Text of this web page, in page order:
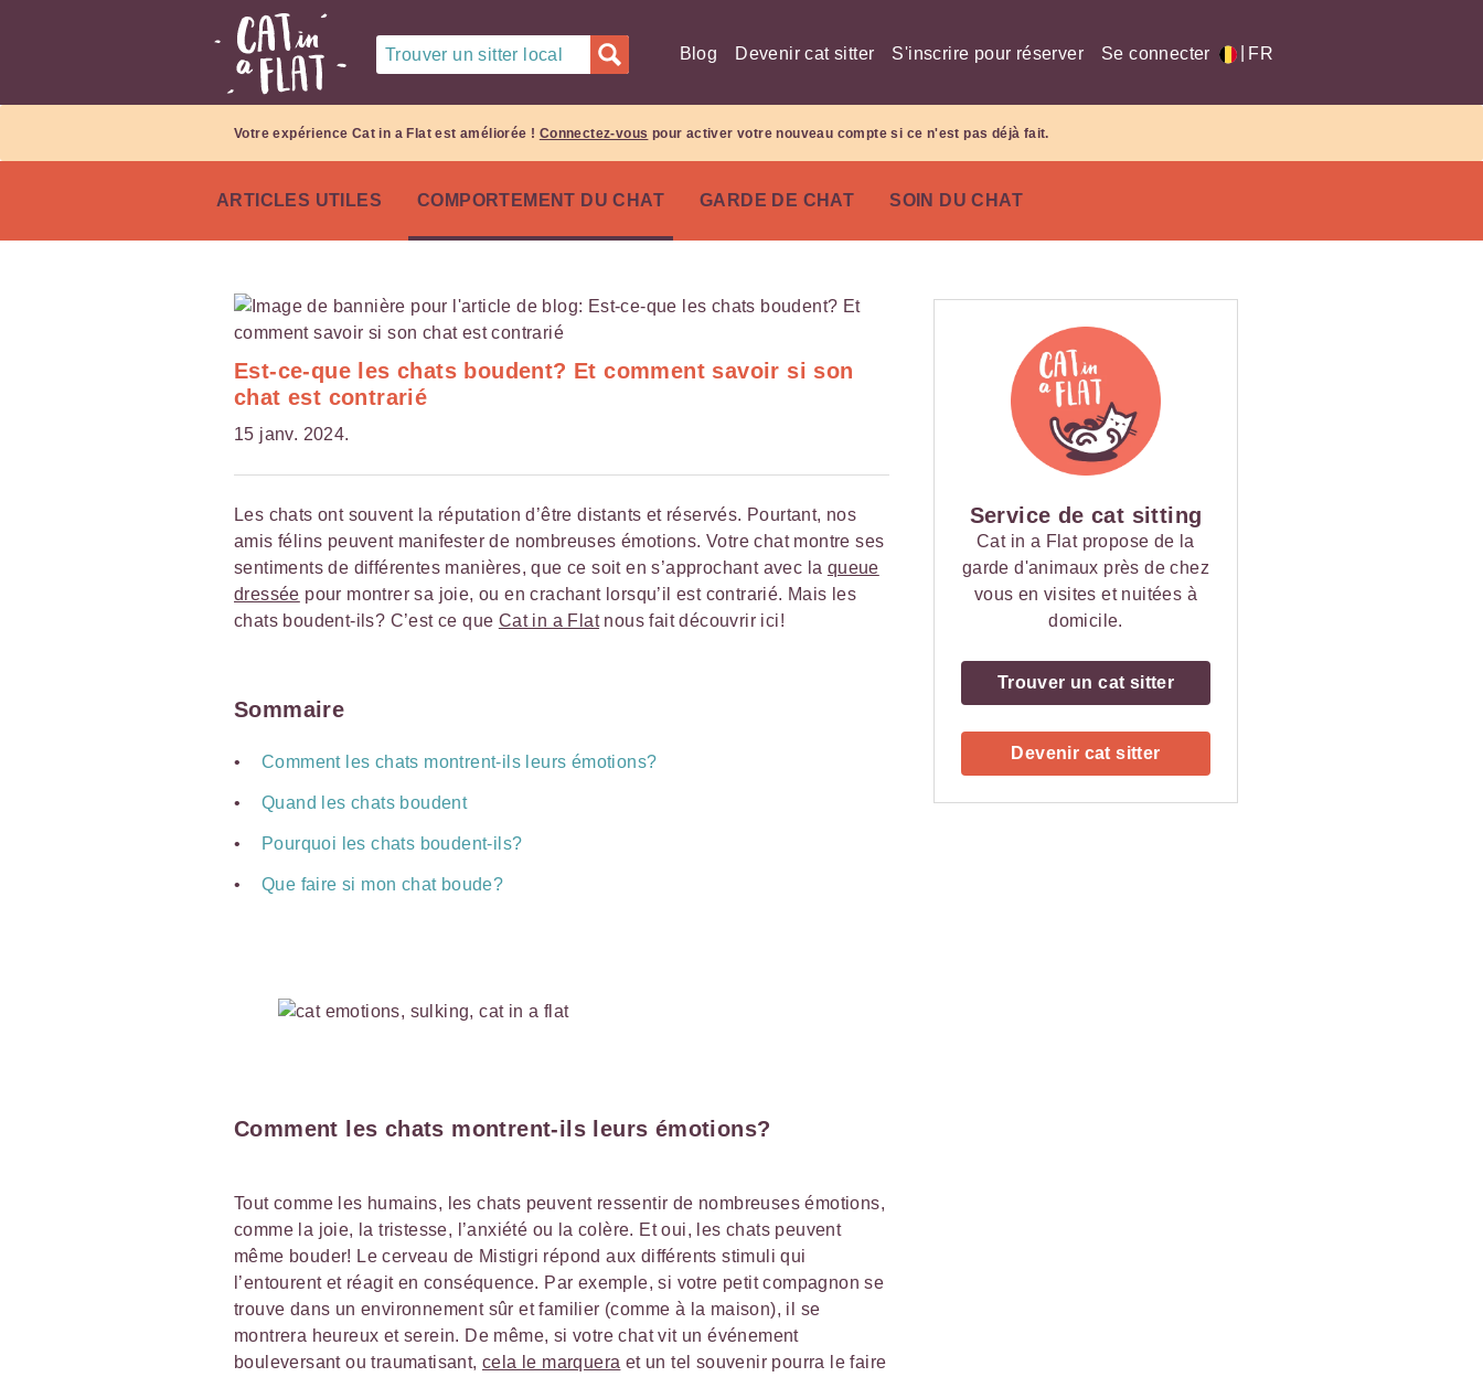
Trouver un sitter local Blog Devenir cat sitter S'inscrire pour réserver Se connecter FR
Votre expérience Cat in a Flat est améliorée ! Connectez-vous pour activer votre nouveau compte si ce n'est pas déjà fait.
ARTICLES UTILES COMPORTEMENT DU CHAT GARDE DE CHAT SOIN DU CHAT
Est-ce-que les chats boudent? Et comment savoir si son
chat est contrarié
15 janv. 2024.
Les chats ont souvent la réputation d’être distants et réservés. Pourtant, nos
amis félins peuvent manifester de nombreuses émotions. Votre chat montre ses
sentiments de différentes manières, que ce soit en s’approchant avec la queue
dressée pour montrer sa joie, ou en crachant lorsqu’il est contrarié. Mais les
chats boudent-ils? C’est ce que Cat in a Flatnous fait découvrir ici!
Sommaire
Comment les chats montrent-ils leurs émotions?
Quand les chats boudent
Pourquoi les chats boudent-ils?
Que faire si mon chat boude?
Comment les chats montrent-ils leurs émotions?
Tout comme les humains, les chats peuvent ressentir de nombreuses émotions,
comme la joie, la tristesse, l’anxiété ou la colère. Et oui, les chats peuvent
même bouder! Le cerveau de Mistigri répond aux différents stimuli qui
l’entourent et réagit en conséquence. Par exemple, si votre petit compagnon se
trouve dans un environnement sûr et familier (comme à la maison), il se
montrera heureux et serein. De même, si votre chat vit un événement
bouleversant ou traumatisant, cela le marquera et un tel souvenir pourra le faire
Service de cat sitting
Cat in a Flat propose de la
garde d'animaux près de chez
vous en visites et nuitées à
domicile.
Trouver un cat sitter
Devenir cat sitter